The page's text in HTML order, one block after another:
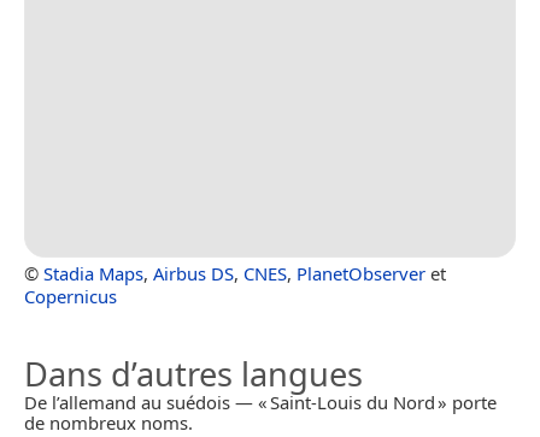
© Stadia Maps, Airbus DS, CNES, PlanetObserver et
Copernicus
Dans d’autres langues
De l’allemand au suédois — « Saint-Louis du Nord » porte
de nombreux noms.